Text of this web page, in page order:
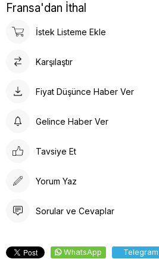
Fransa'dan İthal
İstek Listeme Ekle
Karşılaştır
Fiyat Düşünce Haber Ver
Gelince Haber Ver
Tavsiye Et
Yorum Yaz
Sorular ve Cevaplar
WhatsApp Telegram